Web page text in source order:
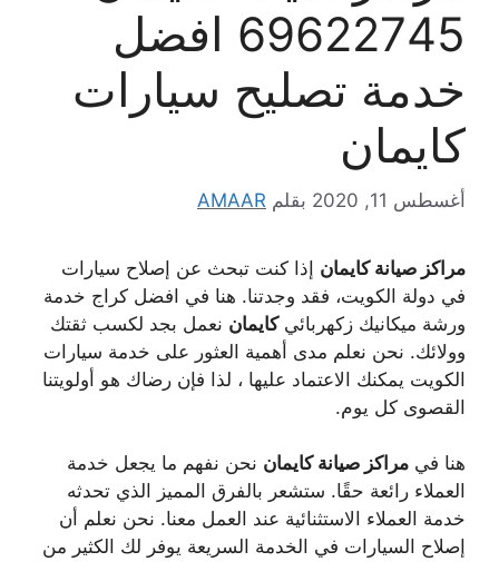
69622745 افضل
خدمة تصليح سيارات
كايمان
أغسطس 11, 2020 بقلم AMAAR
مراكز صيانة كايمان إذا كنت تبحث عن إصلاح سيارات
في دولة الكويت، فقد وجدتنا. هنا في افضل كراج خدمة
ورشة ميكانيك زكهربائيكايمان نعمل بجد لكسب ثقتك
وولائك. نحن نعلم مدى أهمية العثور على خدمة سيارات
الكويت يمكنك الاعتماد عليها ، لذا فإن رضاك ​​هو أولويتنا
القصوى كل يوم.
هنا في مراكز صيانة كايمان نحن نفهم ما يجعل خدمة
العملاء رائعة حقًا. ستشعر بالفرق المميز الذي تحدثه
خدمة العملاء الاستثنائية عند العمل معنا. نحن نعلم أن
إصلاح السيارات في الخدمة السريعة يوفر لك الكثير من